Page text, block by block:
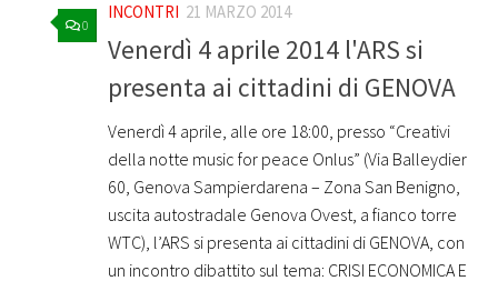
0
INCONTRI 21 MARZO 2014
Venerdì 4 aprile 2014 l'ARS si
presenta ai cittadini di GENOVA
Venerdì 4 aprile, alle ore 18:00, presso “Creativi
della notte music for peace Onlus” (Via Balleydier
60, Genova Sampierdarena – Zona San Benigno,
uscita autostradale Genova Ovest, a fianco torre
WTC), l’ARS si presenta ai cittadini di GENOVA, con
un incontro dibattito sul tema: CRISI ECONOMICA E